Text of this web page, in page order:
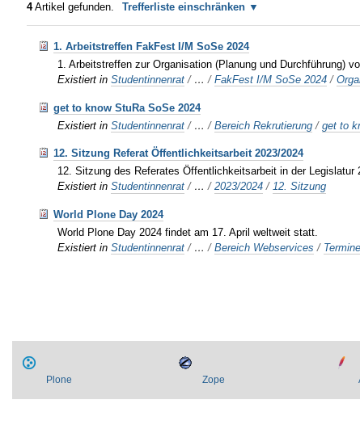
4Artikel gefunden. Trefferliste einschränken
1. Arbeitstreffen FakFest I/M SoSe 2024
1. Arbeitstreffen zur Organisation (Planung und Durchführung)
Existiert in Studentinnenrat / …/FakFest I/M SoSe 2024 /
get to know StuRa SoSe 2024
Existiert in Studentinnenrat / …/Bereich Rekrutierung /get to
12. Sitzung Referat Öffentlichkeitsarbeit 2023/2024
12. Sitzung des Referates Öffentlichkeitsarbeit in der Legislatur
Existiert in Studentinnenrat / …/2023/2024 /12. Sitzung
World Plone Day 2024
World Plone Day 2024 findet am 17. April weltweit statt.
Existiert in Studentinnenrat / …/Bereich Webservices / Termine
Plone Zope